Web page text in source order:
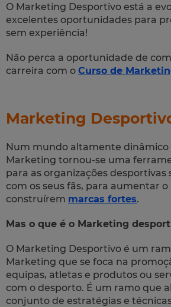
O Marketing Desportivo está a
excelentes oportunidades para
sem experiência!
Não perca a oportunidade de
carreira com o Curso de
Marketing
Num mundo altamente dinâmico
Marketing tornou-se uma
para as organizações desportivas
com os seus fãs, para aumentar o
construírem marcas fortes.
Mas o que é o Marketing
O Marketing Desportivo é um
Marketing que se foca na
equipas, atletas e produtos ou
com o desporto. É um ramo que
conjunto de estratégias e